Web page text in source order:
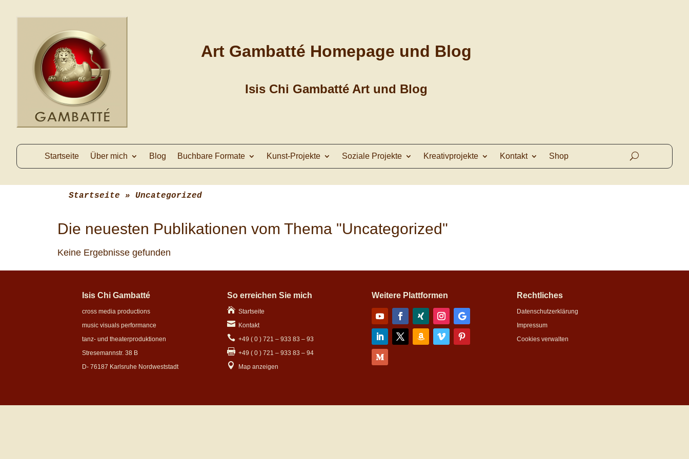
Art Gambatté Homepage und Blog
Isis Chi Gambatté Art und Blog
Startseite Über mich Blog Buchbare Formate Kunst-Projekte Soziale Projekte Kreativprojekte Kontakt Shop
Startseite » Uncategorized
Die neuesten Publikationen vom Thema "Uncategorized"
Keine Ergebnisse gefunden
Isis Chi Gambatté
cross media productions
music visuals performance
tanz- und theaterproduktionen
Stresemannstr. 38 B
D- 76187 Karlsruhe Nordweststadt
So erreichen Sie mich
 Startseite
 Kontakt
+49 ( 0 ) 721 – 933 83 – 93
+49 ( 0 ) 721 – 933 83 – 94
 Map anzeigen
Weitere Plattformen Rechtliches
Datenschutzerklärung
Impressum
Cookies verwalten